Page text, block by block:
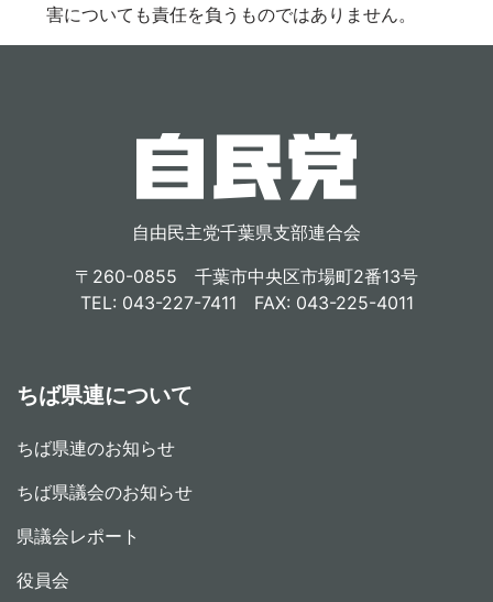
害についても責任を負うものではありません。
自由民主党千葉県支部連合会
〒260-0855 千葉市中央区市場町2番13号
TEL: 043-227-7411 FAX: 043-225-4011
ちば県連について
ちば県連のお知らせ
ちば県議会のお知らせ
県議会レポート
役員会